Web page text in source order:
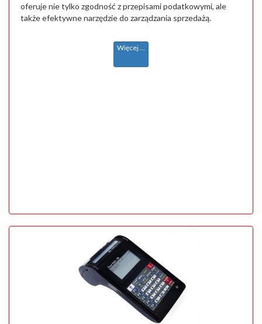
oferuje nie tylko zgodność z przepisami podatkowymi, ale
także efektywne narzędzie do zarządzania sprzedażą.
Więcej ...